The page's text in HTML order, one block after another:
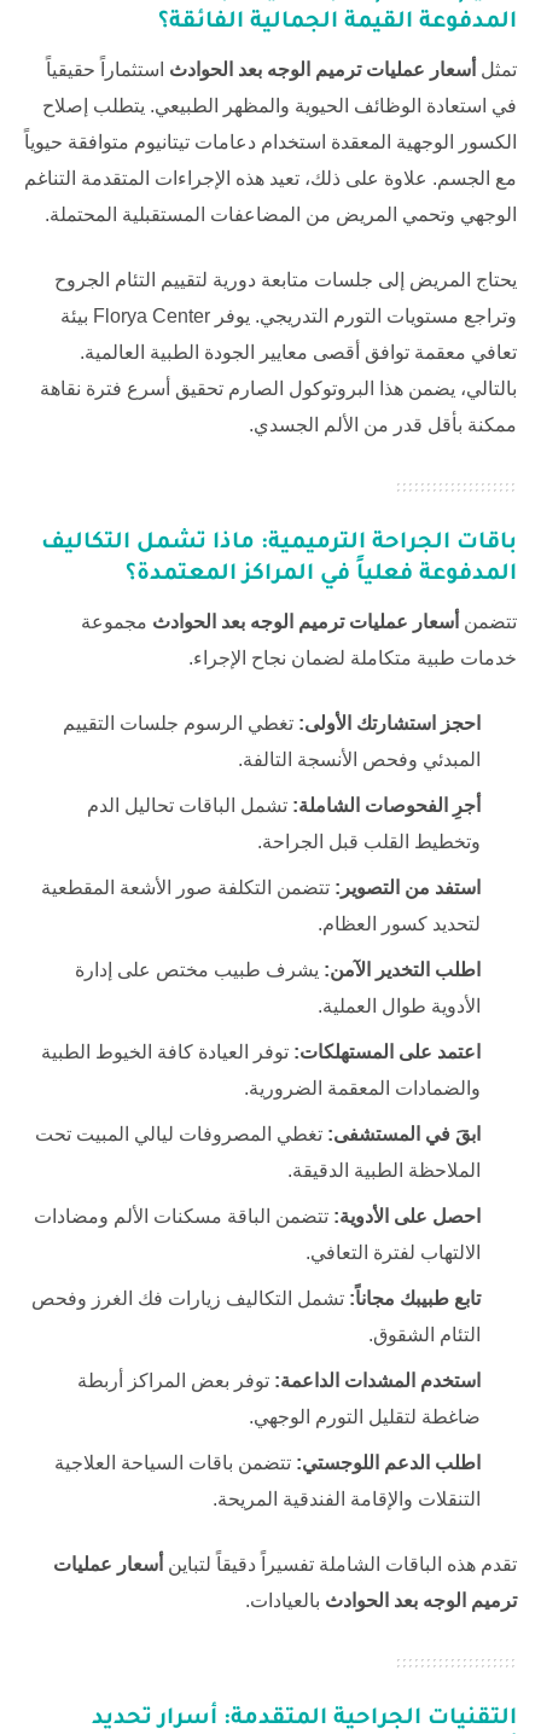
المدفوعة القيمة الجمالية الفائقة؟
تمثل أسعار عمليات ترميم الوجه بعد الحوادث استثماراً حقيقياً
في استعادة الوظائف الحيوية والمظهر الطبيعي. يتطلب إصلاح
الكسور الوجهية المعقدة استخدام دعامات تيتانيوم متوافقة حيوياً
مع الجسم. علاوة على ذلك، تعيد هذه الإجراءات المتقدمة التناغم
الوجهي وتحمي المريض من المضاعفات المستقبلية المحتملة.
يحتاج المريض إلى جلسات متابعة دورية لتقييم التئام الجروح
وتراجع مستويات التورم التدريجي. يوفر Florya Center بيئة
تعافي معقمة توافق أقصى معايير الجودة الطبية العالمية.
بالتالي، يضمن هذا البروتوكول الصارم تحقيق أسرع فترة نقاهة
ممكنة بأقل قدر من الألم الجسدي.
باقات الجراحة الترميمية: ماذا تشمل التكاليف
المدفوعة فعلياً في المراكز المعتمدة؟
تتضمن أسعار عمليات ترميم الوجه بعد الحوادث مجموعة
خدمات طبية متكاملة لضمان نجاح الإجراء.
احجز استشارتك الأولى: تغطي الرسوم جلسات التقييم
المبدئي وفحص الأنسجة التالفة.
أجرِ الفحوصات الشاملة: تشمل الباقات تحاليل الدم
وتخطيط القلب قبل الجراحة.
استفد من التصوير: تتضمن التكلفة صور الأشعة المقطعية
لتحديد كسور العظام.
اطلب التخدير الآمن: يشرف طبيب مختص على إدارة
الأدوية طوال العملية.
اعتمد على المستهلكات: توفر العيادة كافة الخيوط الطبية
والضمادات المعقمة الضرورية.
ابقَ في المستشفى: تغطي المصروفات ليالي المبيت تحت
الملاحظة الطبية الدقيقة.
احصل على الأدوية: تتضمن الباقة مسكنات الألم ومضادات
الالتهاب لفترة التعافي.
تابع طبيبك مجاناً: تشمل التكاليف زيارات فك الغرز وفحص
التئام الشقوق.
استخدم المشدات الداعمة: توفر بعض المراكز أربطة
ضاغطة لتقليل التورم الوجهي.
اطلب الدعم اللوجستي: تتضمن باقات السياحة العلاجية
التنقلات والإقامة الفندقية المريحة.
تقدم هذه الباقات الشاملة تفسيراً دقيقاً لتباين أسعار عمليات
ترميم الوجه بعد الحوادث بالعيادات.
التقنيات الجراحية المتقدمة: أسرار تحديد